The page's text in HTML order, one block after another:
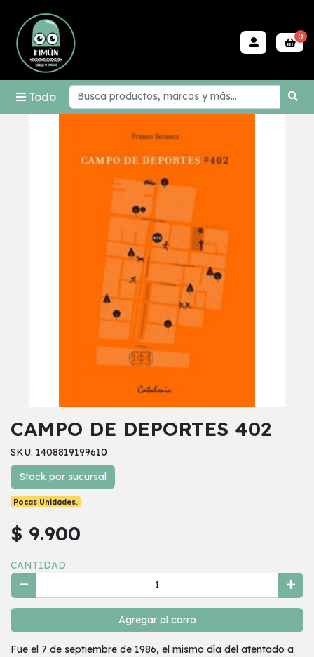
Todo
0
CAMPO DE DEPORTES 402
SKU: 1408819199610
Stock por sucursal
Pocas Unidades.
$ 9.900
CANTIDAD
Agregar al carro
Fue el 7 de septiembre de 1986, el mismo día del atentado a